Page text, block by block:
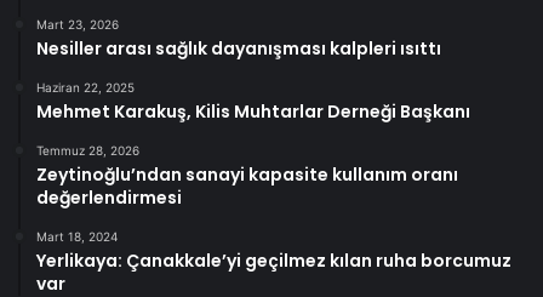
Mart 23, 2026
Nesiller arası sağlık dayanışması kalpleri ısıttı
Haziran 22, 2025
Mehmet Karakuş, Kilis Muhtarlar Derneği Başkanı
Temmuz 28, 2026
Zeytinoğlu’ndan sanayi kapasite kullanım oranı
değerlendirmesi
Mart 18, 2024
Yerlikaya: Çanakkale’yi geçilmez kılan ruha borcumuz
var